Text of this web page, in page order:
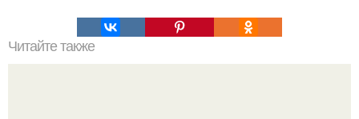
Читайте также